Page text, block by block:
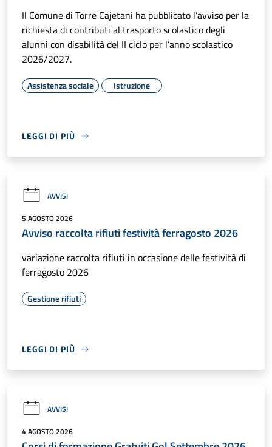
Il Comune di Torre Cajetani ha pubblicato l’avviso per la
richiesta di contributi al trasporto scolastico degli
alunni con disabilità del II ciclo per l’anno scolastico
2026/2027.
Assistenza sociale Istruzione
LEGGI DI PIÙ
AVVISI
5 AGOSTO 2026
Avviso raccolta rifiuti festività ferragosto 2026
variazione raccolta rifiuti in occasione delle festività di
ferragosto 2026
Gestione rifiuti
LEGGI DI PIÙ
AVVISI
4 AGOSTO 2026